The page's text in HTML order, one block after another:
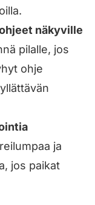
näkyville
pilalle, jos
ohje
ja
jos paikat